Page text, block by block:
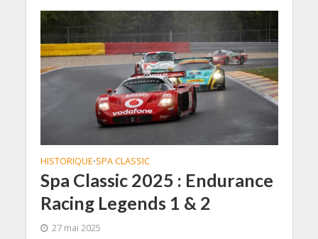
HISTORIQUE•SPA CLASSIC
Spa Classic 2025 : Endurance
Racing Legends 1 & 2
27 mai 2025